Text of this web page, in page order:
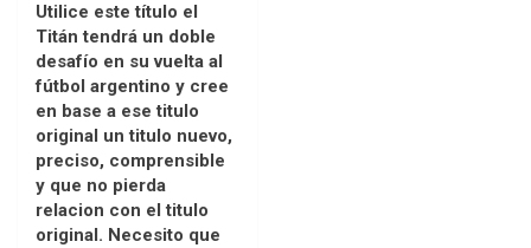
Utilice este título el
Titán tendrá un doble
desafío en su vuelta al
fútbol argentino y cree
en base a ese titulo
original un titulo nuevo,
preciso, comprensible
y que no pierda
relacion con el titulo
original. Necesito que